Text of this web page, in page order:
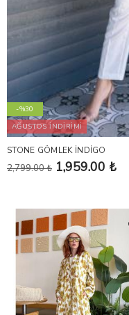
-%30
AĞUSTOS İNDİRİMİ
STONE GÖMLEK İNDİGO
2,799.00 ₺ 1,959.00 ₺